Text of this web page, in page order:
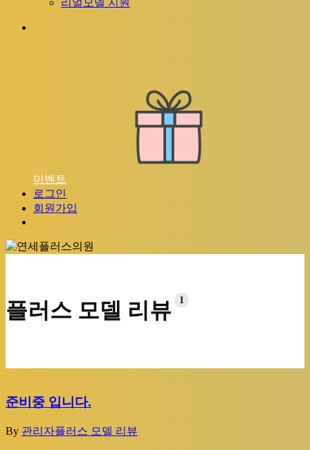
리얼모델 지원
이 벤 트
로그인
회원가입
플러스 모델 리뷰 1
준비중 입니다.
By 관리자플러스 모델 리뷰